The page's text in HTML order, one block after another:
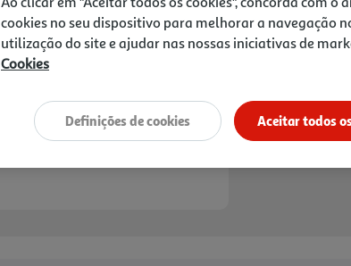
cookies no seu dispositivo para melhorar a navegação
utilização do site e ajudar nas nossas iniciativas de
Cookies
Aceitar todos
Definições de cookies